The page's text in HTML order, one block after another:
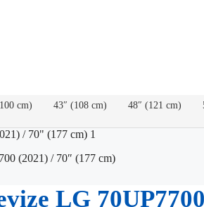
cm) 43″ (108 cm) 48″ (121 cm)
(2021) / 70″ (177 cm)
LG